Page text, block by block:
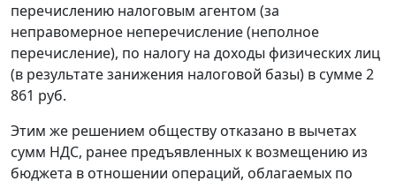
перечислению налоговым агентом (за
неправомерное неперечисление (неполное
перечисление), по налогу на доходы физических лиц
(в результате занижения налоговой базы) в сумме 2
861 руб.
Этим же решением обществу отказано в вычетах
сумм НДС, ранее предъявленных к возмещению из
бюджета в отношении операций, облагаемых по